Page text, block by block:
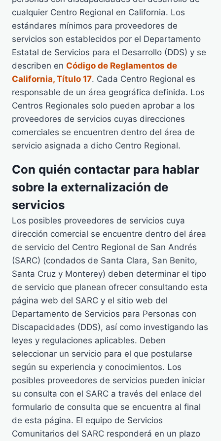
cualquier Centro Regional en California. Los
estándares mínimos para proveedores de
servicios son establecidos por el Departamento
Estatal de Servicios para el Desarrollo (DDS) y se
describen en Código de Reglamentos de
California, Título 17. Cada Centro Regional es
responsable de un área geográfica definida. Los
Centros Regionales solo pueden aprobar a los
proveedores de servicios cuyas direcciones
comerciales se encuentren dentro del área de
servicio asignada a dicho Centro Regional.
Con quién contactar para hablar
sobre la externalización de
servicios
Los posibles proveedores de servicios cuya
dirección comercial se encuentre dentro del área
de servicio del Centro Regional de San Andrés
(SARC) (condados de Santa Clara, San Benito,
Santa Cruz y Monterey) deben determinar el tipo
de servicio que planean ofrecer consultando esta
página web del SARC y el sitio web del
Departamento de Servicios para Personas con
Discapacidades (DDS), así como investigando las
leyes y regulaciones aplicables. Deben
seleccionar un servicio para el que postularse
según su experiencia y conocimientos. Los
posibles proveedores de servicios pueden iniciar
su consulta con el SARC a través del enlace del
formulario de consulta que se encuentra al final
de esta página. El equipo de Servicios
Comunitarios del SARC responderá en un plazo